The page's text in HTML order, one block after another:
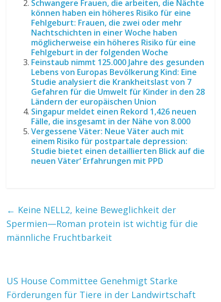
Schwangere Frauen, die arbeiten, die Nächte
können haben ein höheres Risiko für eine
Fehlgeburt: Frauen, die zwei oder mehr
Nachtschichten in einer Woche haben
möglicherweise ein höheres Risiko für eine
Fehlgeburt in der folgenden Woche
Feinstaub nimmt 125.000 Jahre des gesunden
Lebens von Europas Bevölkerung Kind: Eine
Studie analysiert die Krankheitslast von 7
Gefahren für die Umwelt für Kinder in den 28
Ländern der europäischen Union
Singapur meldet einen Rekord 1,426 neuen
Fälle, die insgesamt in der Nähe von 8.000
Vergessene Väter: Neue Väter auch mit
einem Risiko für postpartale depression:
Studie bietet einen detaillierten Blick auf die
neuen Väter‘ Erfahrungen mit PPD
← Keine NELL2, keine Beweglichkeit der
Spermien—Roman protein ist wichtig für die
männliche Fruchtbarkeit
US House Committee Genehmigt Starke
Förderungen für Tiere in der Landwirtschaft